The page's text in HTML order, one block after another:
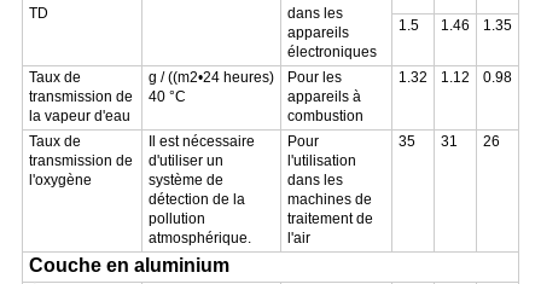
TD
dans les
appareils
électroniques
1.5 1.46 1.35
Taux de
transmission de
la vapeur d'eau
g / ((m2•24 heures)
40 °C
Pour les
appareils à
combustion
1.32 1.12 0.98
Taux de
transmission de
l'oxygène
Il est nécessaire
d'utiliser un
système de
détection de la
pollution
atmosphérique.
Pour
l'utilisation
dans les
machines de
traitement de
l'air
35 31 26
Couche en aluminium